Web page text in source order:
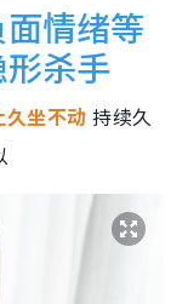
情绪等
杀手
久坐不动持续久